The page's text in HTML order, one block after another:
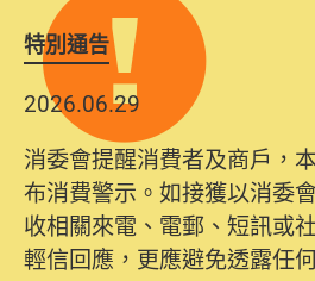
特別通告
2026.06.29
消委會提醒消費者及商戶，
布消費警示。如接獲以消委
收相關來電、電郵、短訊或
輕信回應，更應避免透露任